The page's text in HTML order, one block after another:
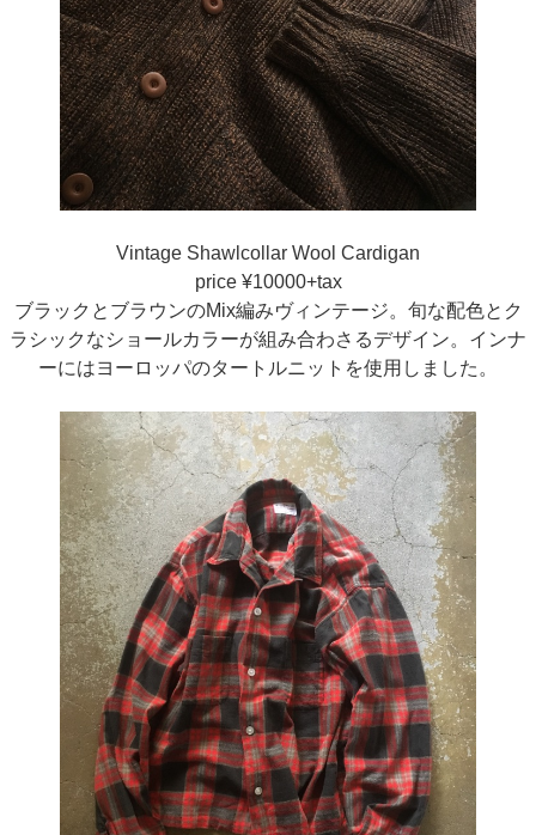
Vintage Shawlcollar Wool Cardigan
price ¥10000+tax
ブラックとブラウンのMix編みヴィンテージ。旬な配色とク
ラシックなショールカラーが組み合わさるデザイン。インナ
ーにはヨーロッパのタートルニットを使用しました。